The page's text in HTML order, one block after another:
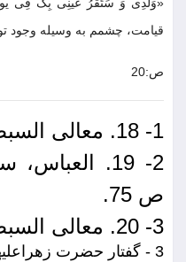
«وَلَدِی وَ سَتَقُّرُ عَینِی بِکَ فِی
قیامت، چشمم به وسیله وجود
ص:20
1- 18. معالی السبطین، ج 1، ص 453.
2- 19.
ص 75.
3- 20. معالی السبطین، ج 1، ص 454.
3 - گفتار حضرت زهراعلیها السلام